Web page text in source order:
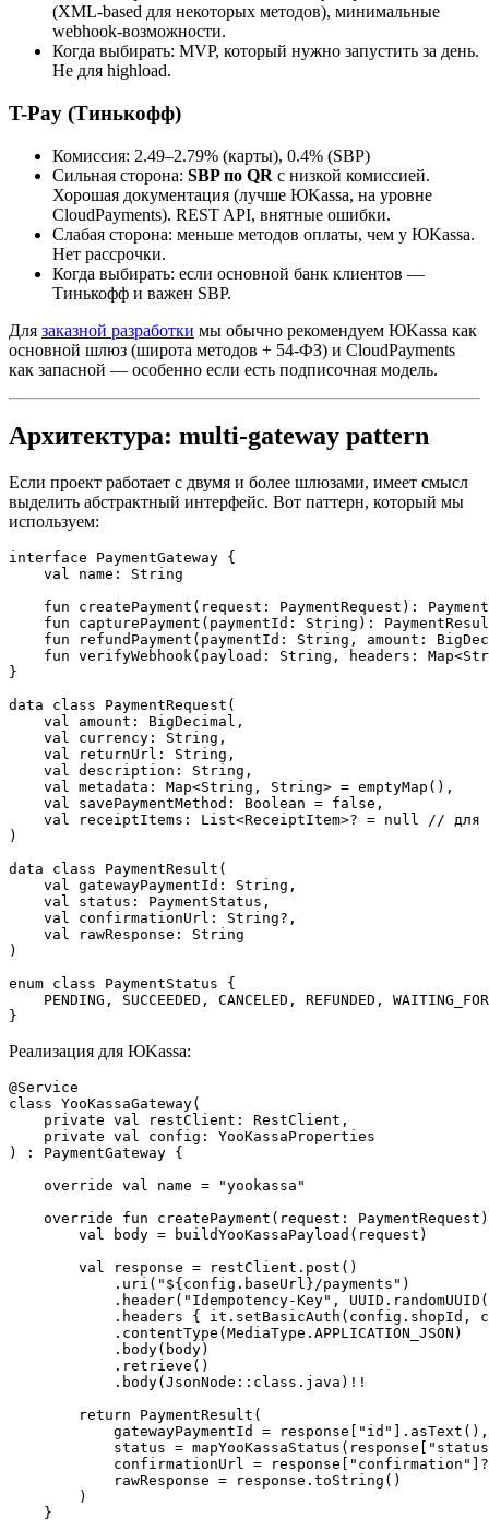
(XML-based для некоторых методов), минимальные
webhook-возможности.
Когда выбирать: MVP, который нужно запустить за день.
Не для highload.
T-Pay (Тинькофф)
Комиссия: 2.49–2.79% (карты), 0.4% (SBP)
Сильная сторона: SBP по QR с низкой комиссией.
Хорошая документация (лучше ЮKassa, на уровне
CloudPayments). REST API, внятные ошибки.
Слабая сторона: меньше методов оплаты, чем у ЮKassa.
Нет рассрочки.
Когда выбирать: если основной банк клиентов —
Тинькофф и важен SBP.
Для заказной разработки мы обычно рекомендуем ЮKassa как
основной шлюз (широта методов + 54-ФЗ) и CloudPayments
как запасной — особенно если есть подписочная модель.
Архитектура: multi-gateway pattern
Если проект работает с двумя и более шлюзами, имеет смысл
выделить абстрактный интерфейс. Вот паттерн, который мы
используем:
interface PaymentGateway {
    val name: String
fun createPayment(request: PaymentRequest):
fun capturePayment(paymentId: String):
fun refundPayment(paymentId: String, amount:
fun verifyWebhook(payload: String, headers:
}
data class PaymentRequest(
    val amount: BigDecimal,
    val currency: String,
    val returnUrl: String,
    val description: String,
    val metadata: Map<String, String> = emptyMap(),
    val savePaymentMethod: Boolean = false,
val receiptItems: List<ReceiptItem>? = null // для
)
data class PaymentResult(
    val gatewayPaymentId: String,
    val status: PaymentStatus,
    val confirmationUrl: String?,
    val rawResponse: String
)
enum class PaymentStatus {
PENDING, SUCCEEDED, CANCELED, REFUNDED,
Реализация для ЮKassa:
@Service
class YooKassaGateway(
    private val restClient: RestClient,
    private val config: YooKassaProperties
) : PaymentGateway {
    override val name = "yookassa"
override fun createPayment(request:
        val body = buildYooKassaPayload(request)
        val response = restClient.post()
            .uri("${config.baseUrl}/payments")
.header("Idempotency-Key",
.headers { it.setBasicAuth(config.shopId,
            .contentType(MediaType.APPLICATION_JSON)
            .body(body)
            .retrieve()
            .body(JsonNode::class.java)!!
        return PaymentResult(
            gatewayPaymentId = response["id"].asText(),
status =
confirmationUrl =
            rawResponse = response.toString()
        )
    }